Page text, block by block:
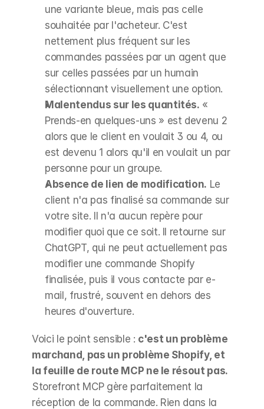
une variante bleue, mais pas celle
souhaitée par l'acheteur. C'est
nettement plus fréquent sur les
commandes passées par un agent que
sur celles passées par un humain
sélectionnant visuellement une option.
Malentendus sur les quantités. «
Prends-en quelques-uns » est devenu 2
alors que le client en voulait 3 ou 4, ou
est devenu 1 alors qu'il en voulait un par
personne pour un groupe.
Absence de lien de modification. Le
client n'a pas finalisé sa commande sur
votre site. Il n'a aucun repère pour
modifier quoi que ce soit. Il retourne sur
ChatGPT, qui ne peut actuellement pas
modifier une commande Shopify
finalisée, puis il vous contacte par e-
mail, frustré, souvent en dehors des
heures d'ouverture.
Voici le point sensible : c'est un problème
marchand, pas un problème Shopify, et
la feuille de route MCP ne le résout pas.
Storefront MCP gère parfaitement la
réception de la commande. Rien dans la